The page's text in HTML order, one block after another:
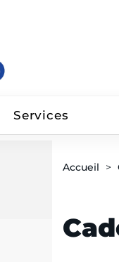
Services
Accueil